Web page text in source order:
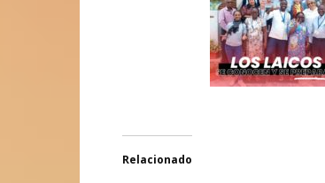
Relacionado